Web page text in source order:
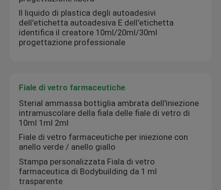
Il liquido di plastica degli autoadesivi
dell'etichetta autoadesiva E dell'etichetta
identifica il creatore 10ml/20ml/30ml
progettazione professionale
Fiale di vetro farmaceutiche
Sterial ammassa bottiglia ambrata dell'iniezione
intramuscolare della fiala delle fiale di vetro di
10ml 1ml 2ml
Fiale di vetro farmaceutiche per iniezione con
anello verde / anello giallo
Stampa personalizzata Fiala di vetro
farmaceutica di Bodybuilding da 1 ml
trasparente